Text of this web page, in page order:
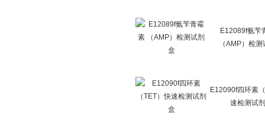
E12089f氨苄
（AMP）检
E12090f四环素
速检测试